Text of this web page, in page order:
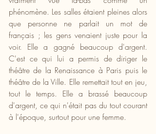
phénomène. Les salles étaient pleines alors
que personne ne parlait un mot de
français ; les gens venaient juste pour la
voir. Elle a gagné beaucoup d'argent.
C'est ce qui lui a permis de diriger le
théâtre de la Renaissance à Paris puis le
théâtre de la Ville. Elle remettait tout en jeu,
tout le temps. Elle a brassé beaucoup
d'argent, ce qui n'était pas du tout courant
à l'époque, surtout pour une femme.